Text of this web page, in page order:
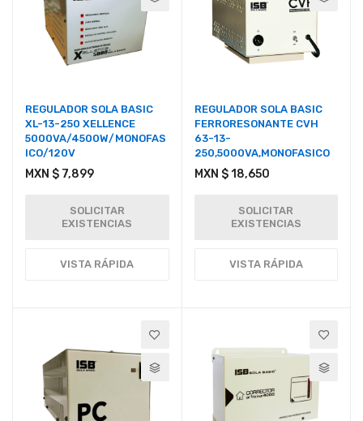
REGULADOR SOLA BASIC
XL-13-250 XELLENCE
5000VA/4500W/MONOFAS
ICO/120V
MXN $ 7,899
SOLICITAR
EXISTENCIAS
VISTA RÁPIDA
REGULADOR SOLA BASIC
FERRORESONANTE CVH
63-13-
250,5000VA,MONOFASICO
MXN $ 18,650
SOLICITAR
EXISTENCIAS
VISTA RÁPIDA